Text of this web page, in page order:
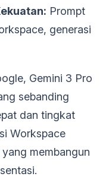
Prompt
generasi
Gemini 3 Pro
sebanding
dan tingkat
Workspace
membangun